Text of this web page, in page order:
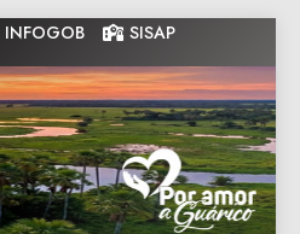
INFOGOB SISAP
Gobernacion
de Guarico
Gobernacion de Guarico